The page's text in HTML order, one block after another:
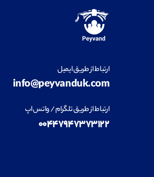
ارتباط از طریق ایمیل
info@peyvanduk.com
ارتباط از طریق تلگرام / واتس اپ
۰۰۴۴۷۹۴۷۳۷۳۱۲۲